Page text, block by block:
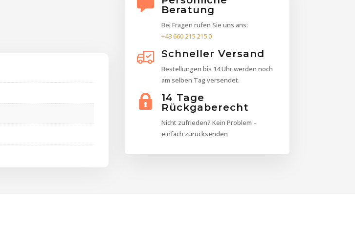
Beratung
Bei Fragen rufen Sie uns ans:
+43 660 215 215 0
Schneller Versand
Bestellungen bis 14 Uhr werden noch
am selben Tag versendet.
14 Tage
Rückgaberecht
Nicht zufrieden? Kein Problem –
einfach zurücksenden